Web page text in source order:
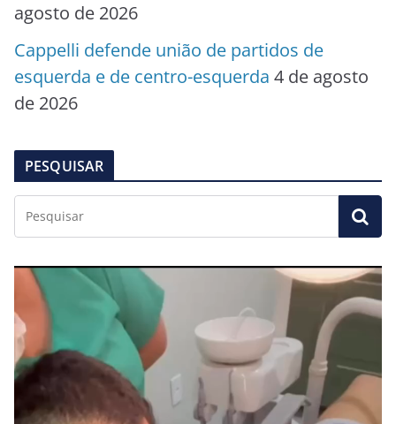
agosto de 2026
Cappelli defende união de partidos de
esquerda e de centro-esquerda 4 de agosto
de 2026
PESQUISAR